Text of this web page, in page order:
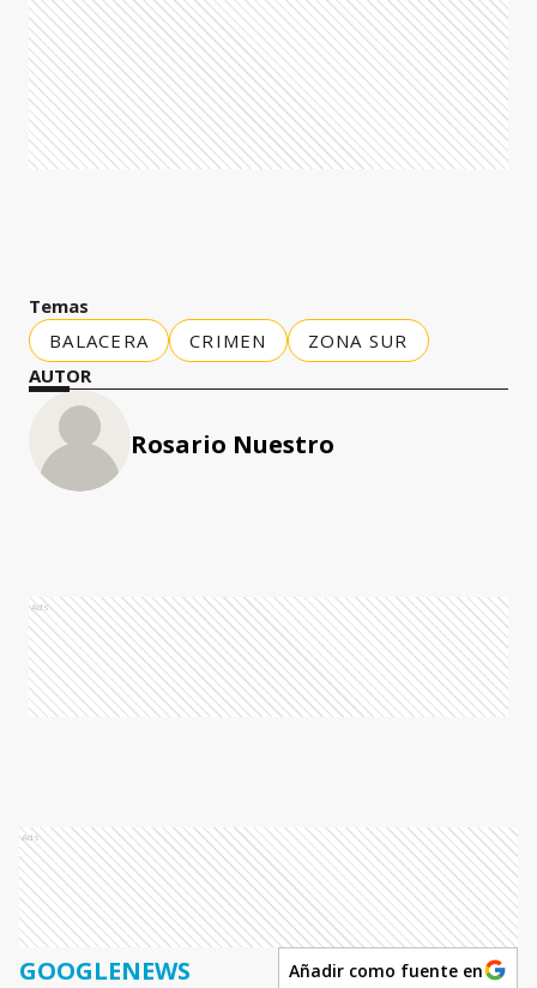
Temas
BALACERA
CRIMEN
ZONA SUR
AUTOR
Rosario Nuestro
Ads
Ads
GOOGLENEWS Añadir como fuente en